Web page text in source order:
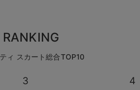
RANKING
ィ スカート総合TOP10
3 4